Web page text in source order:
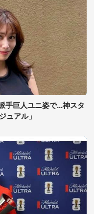
手巨人ユニ姿で...神スタ
ュアル」